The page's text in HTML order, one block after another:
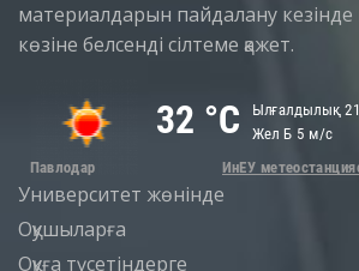
материалдарын пайдалану кезінде
көзіне белсенді сілтеме қажет.
Университет жөнінде
Оқушыларға
Оқуға түсетіндерге